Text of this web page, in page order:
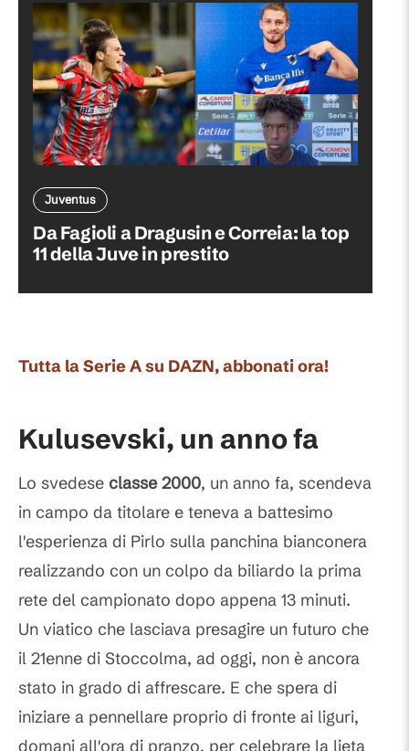
Juventus
Da Fagioli a Dragusin e Correia: la top
11 della Juve in prestito
Tutta la Serie A su DAZN, abbonati ora!
Kulusevski, un anno fa
Lo svedese classe 2000, un anno fa, scendeva
in campo da titolare e teneva a battesimo
l'esperienza di Pirlo sulla panchina bianconera
realizzando con un colpo da biliardo la prima
rete del campionato dopo appena 13 minuti.
Un viatico che lasciava presagire un futuro che
il 21enne di Stoccolma, ad oggi, non è ancora
stato in grado di affrescare. E che spera di
iniziare a pennellare proprio di fronte ai liguri,
domani all'ora di pranzo, per celebrare la lieta